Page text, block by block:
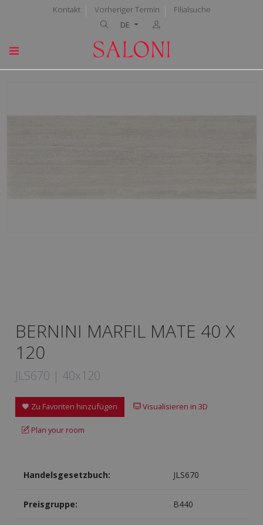
Kontakt Vorheriger Termin
Filialsuche
DE
BERNINI MARFIL MATE 40 X
120
JLS670 | 40x120
Zu Favoriten hinzufügen Visualisieren in 3D
Plan your room
Handelsgesetzbuch: JLS670
Preisgruppe: B440